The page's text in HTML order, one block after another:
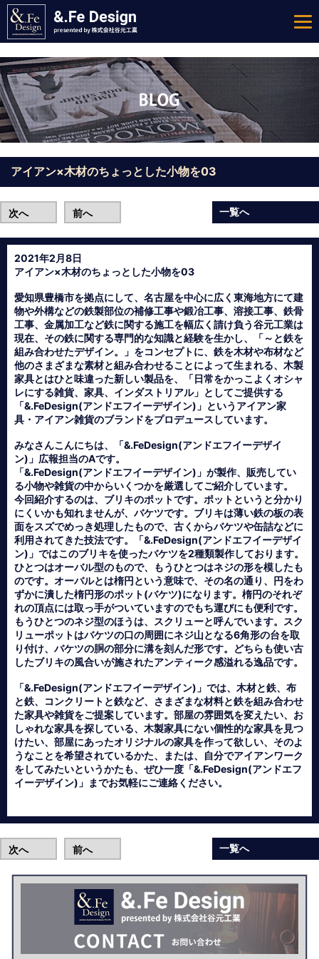
アイアン×木材のちょっとした小物を03
次へ 前へ 一覧へ
2021年2月8日
アイアン×木材のちょっとした小物を03
愛知県豊橋市を拠点にして、名古屋を中心に広く東海地方にて建
物や外構などの鉄製部位の補修工事や鍛冶工事、溶接工事、鉄骨
工事、金属加工など鉄に関する施工を幅広く請け負う谷元工業は
現在、その鉄に関する専門的な知識と経験を生かし、「～と鉄を
組み合わせたデザイン。」をコンセプトに、鉄を木材や布材など
他のさまざまな素材と組み合わせることによって生まれる、木製
家具とはひと味違った新しい製品を、「日常をかっこよくオシャ
レにする雑貨、家具、インダストリアル」としてご提供する
「&.FeDesign(アンドエフイーデザイン)」というアイアン家
具・アイアン雑貨のブランドをプロデュースしています。
みなさんこんにちは、「&.FeDesign(アンドエフイーデザイ
ン)」広報担当のAです。
「&.FeDesign(アンドエフイーデザイン)」が製作、販売してい
る小物や雑貨の中からいくつかを厳選してご紹介しています。
今回紹介するのは、ブリキのポットです。ポットというと分かり
にくいかも知れませんが、バケツです。ブリキは薄い鉄の板の表
面をスズでめっき処理したもので、古くからバケツや缶詰などに
利用されてきた技法です。「&.FeDesign(アンドエフイーデザイ
ン)」ではこのブリキを使ったバケツを2種類製作しております。
ひとつはオーバル型のもので、もうひとつはネジの形を模したも
のです。オーバルとは楕円という意味で、その名の通り、円をわ
ずかに潰した楕円形のポット(バケツ)になります。楕円のそれぞ
れの頂点には取っ手がついていますのでもち運びにも便利です。
もうひとつのネジ型のほうは、スクリューと呼んでいます。スク
リューポットはバケツの口の周囲にネジ山となる6角形の台を取
り付け、バケツの胴の部分に溝を刻んだ形です。どちらも使い古
したブリキの風合いが施されたアンティーク感溢れる逸品です。
「&.FeDesign(アンドエフイーデザイン)」では、木材と鉄、布
と鉄、コンクリートと鉄など、さまざまな材料と鉄を組み合わせ
た家具や雑貨をご提案しています。部屋の雰囲気を変えたい、お
しゃれな家具を探している、木製家具にない個性的な家具を見つ
けたい、部屋にあったオリジナルの家具を作って欲しい、そのよ
うなことを希望されているかた、または、自分でアイアンワーク
をしてみたいというかたも、ぜひ一度「&.FeDesign(アンドエフ
イーデザイン)」までお気軽にご連絡ください。
次へ 前へ 一覧へ